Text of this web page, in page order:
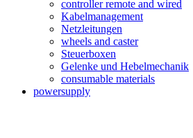
controller remote and wired
Kabelmanagement
Netzleitungen
wheels and caster
Steuerboxen
Gelenke und Hebelmechanik
consumable materials
powersupply